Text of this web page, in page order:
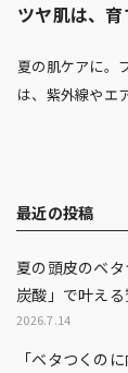
ツヤ肌は、育
夏の肌ケアに。
は、紫外線やエ
最近の投稿
夏の頭皮のベ
炭酸」で叶え
2026.7.14
「ベタつくの